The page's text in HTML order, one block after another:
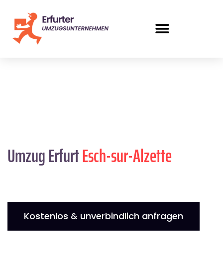
Umzug ErfurtEsch-sur-Alzette
Kostenlos & unverbindlich anfragen